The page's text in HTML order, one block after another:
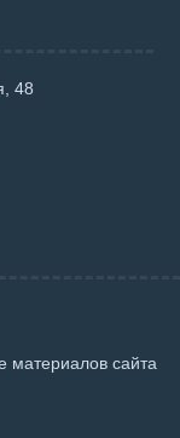
48
материалов сайта